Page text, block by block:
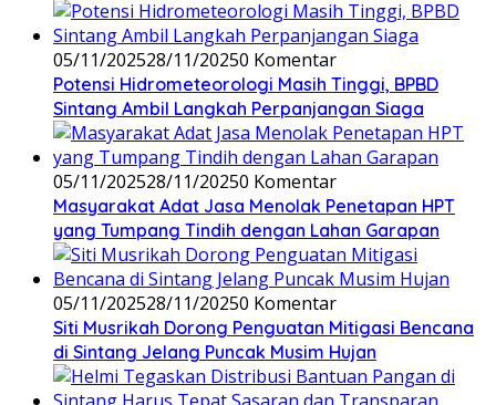
05/11/202528/11/20250 Komentar
Potensi Hidrometeorologi Masih Tinggi, BPBD
Sintang Ambil Langkah Perpanjangan Siaga
05/11/202528/11/20250 Komentar
Masyarakat Adat Jasa Menolak Penetapan HPT
yang Tumpang Tindih dengan Lahan Garapan
05/11/202528/11/20250 Komentar
Siti Musrikah Dorong Penguatan Mitigasi Bencana
di Sintang Jelang Puncak Musim Hujan